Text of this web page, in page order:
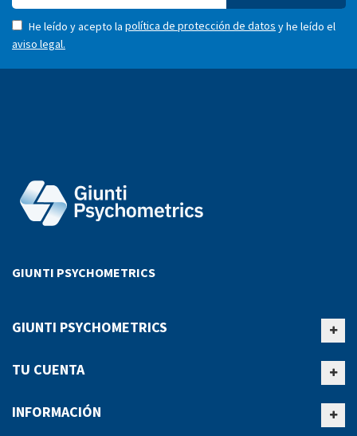
He leído y acepto la política de protección de datos y he leído el
aviso legal.
GIUNTI PSYCHOMETRICS
GIUNTI PSYCHOMETRICS
TU CUENTA
INFORMACIÓN